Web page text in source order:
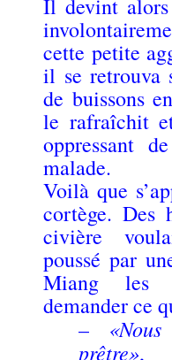
Il devint
cette petite
il se retrouva
de buissons
le rafraîchit
oppressant
malade.
Voilà que
cortège. Des
civière
poussé par
Miang les
demander ce
–
prêtre»,